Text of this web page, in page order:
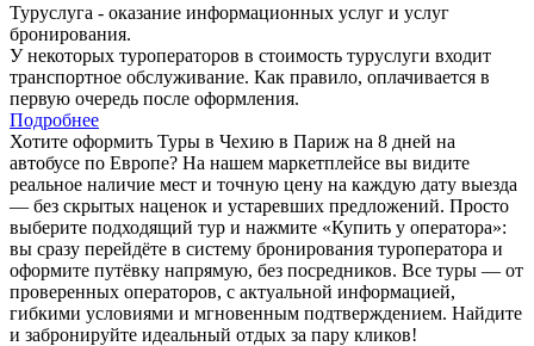
Туруслуга - оказание информационных услуг и услуг
бронирования.
У некоторых туроператоров в стоимость туруслуги входит
транспортное обслуживание. Как правило, оплачивается в
первую очередь после оформления.
Подробнее
Хотите оформить Туры в Чехию в Париж на 8 дней на
автобусе по Европе? На нашем маркетплейсе вы видите
реальное наличие мест и точную цену на каждую дату выезда
— без скрытых наценок и устаревших предложений. Просто
выберите подходящий тур и нажмите «Купить у оператора»:
вы сразу перейдёте в систему бронирования туроператора и
оформите путёвку напрямую, без посредников. Все туры — от
проверенных операторов, с актуальной информацией,
гибкими условиями и мгновенным подтверждением. Найдите
и забронируйте идеальный отдых за пару кликов!